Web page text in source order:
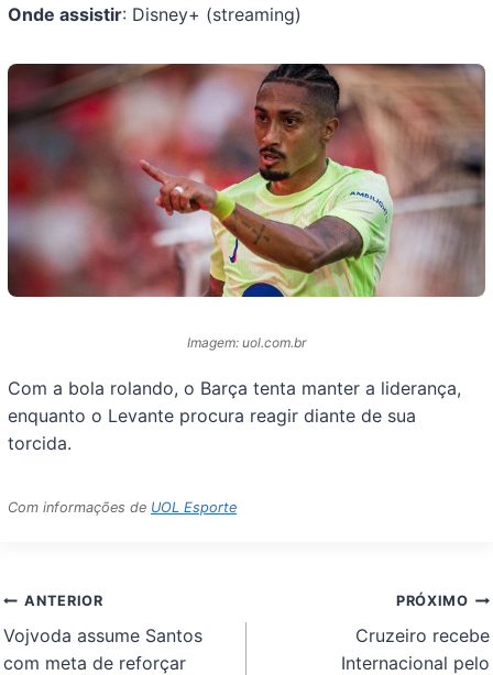
Onde assistir: Disney+ (streaming)
Imagem: uol.com.br
Com a bola rolando, o Barça tenta manter a liderança,
enquanto o Levante procura reagir diante de sua
torcida.
Com informações de UOL Esporte
Navegação
de
Post
ANTERIOR
Vojvoda assume Santos
com meta de reforçar
PRÓXIMO
Cruzeiro recebe
Internacional pelo